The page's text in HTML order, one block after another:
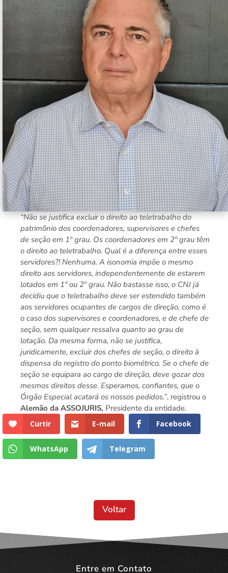
“Não se justifica excluir o direito ao teletrabalho do
patrimônio dos coordenadores, supervisores e chefes
de seção em 1º grau. Os coordenadores em 2º grau têm
o direito ao teletrabalho. Qual é a diferença entre esses
servidores?! Nenhuma. A isonomia impõe o mesmo
direito aos servidores, independentemente de estarem
lotados em 1º ou 2º grau. Não bastasse isso, o CNJ já
decidiu que o teletrabalho deve ser estendido também
aos servidores ocupantes de cargos de direção, como é
o caso dos supervisores e coordenadores, e de chefe de
seção, sem qualquer ressalva quanto ao grau de
lotação. Da mesma forma, não se justifica,
juridicamente, excluir dos chefes de seção, o direito à
dispensa do registro do ponto biométrico. Se o chefe de
seção se equipara ao cargo de direção, deve gozar dos
mesmos direitos desse. Esperamos, confiantes, que o
Órgão Especial acatará os nossos pedidos.”, registrou o
Alemão da ASSOJURIS, Presidente da entidade.
Curtir E-mail Facebook
WhatsApp Telegram
Voltar
Entre em Contato